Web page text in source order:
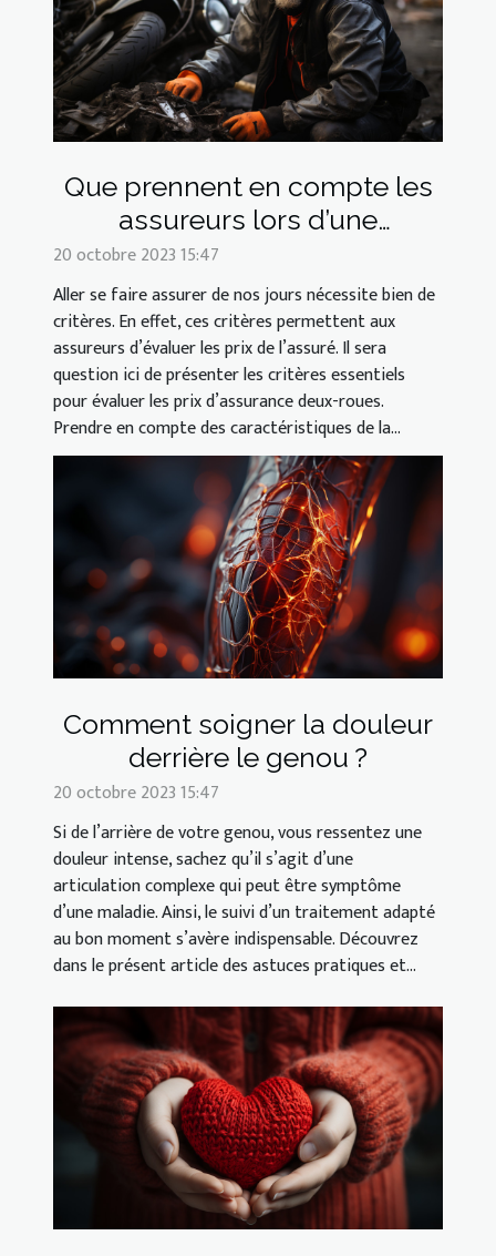
Que prennent en compte les
assureurs lors d’une
assurance deux-roues ?
20 octobre 2023 15:47
Aller se faire assurer de nos jours nécessite bien de
critères. En effet, ces critères permettent aux
assureurs d’évaluer les prix de l’assuré. Il sera
question ici de présenter les critères essentiels
pour évaluer les prix d’assurance deux-roues.
Prendre en compte des caractéristiques de la...
Comment soigner la douleur
derrière le genou ?
20 octobre 2023 15:47
Si de l’arrière de votre genou, vous ressentez une
douleur intense, sachez qu’il s’agit d’une
articulation complexe qui peut être symptôme
d’une maladie. Ainsi, le suivi d’un traitement adapté
au bon moment s’avère indispensable. Découvrez
dans le présent article des astuces pratiques et...